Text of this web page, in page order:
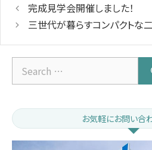
完成見学会開催しました！
三世代が暮らすコンパクトな
Search
for:
お気軽にお問い合